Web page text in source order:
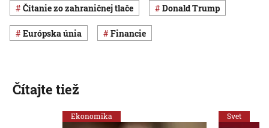
Čítanie zo zahraničnej tlače Donald Trump
Európska únia Financie
Čítajte tiež
Ekonomika Svet